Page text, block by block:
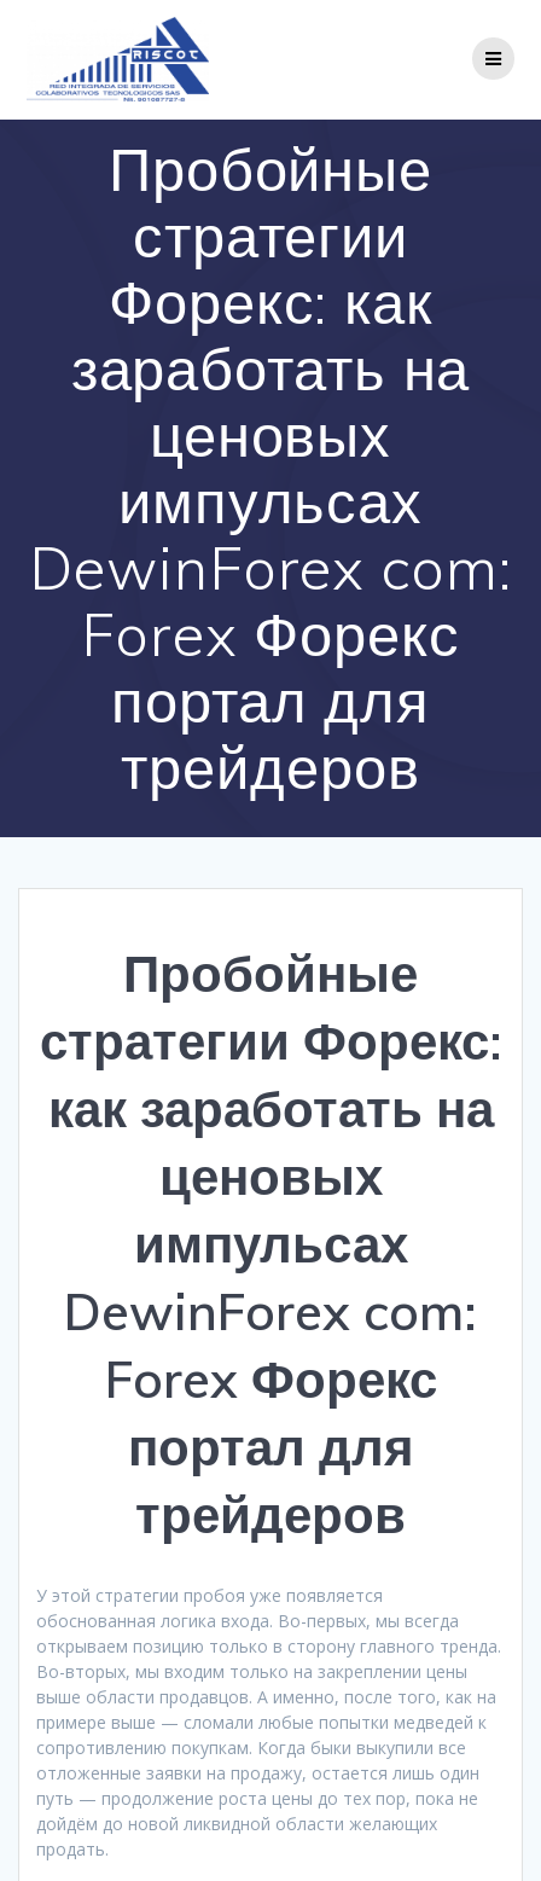
Пробойные
стратегии
Форекс: как
заработать на
ценовых
импульсах
DewinForex com:
Forex Форекс
портал для
трейдеров
Пробойные
стратегии Форекс:
как заработать на
ценовых
импульсах
DewinForex com:
Forex Форекс
портал для
трейдеров
У этой стратегии пробоя уже появляется
обоснованная логика входа. Во-первых, мы всегда
открываем позицию только в сторону главного тренда.
Во-вторых, мы входим только на закреплении цены
выше области продавцов. А именно, после того, как на
примере выше — сломали любые попытки медведей к
сопротивлению покупкам. Когда быки выкупили все
отложенные заявки на продажу, остается лишь один
путь — продолжение роста цены до тех пор, пока не
дойдём до новой ликвидной области желающих
продать.